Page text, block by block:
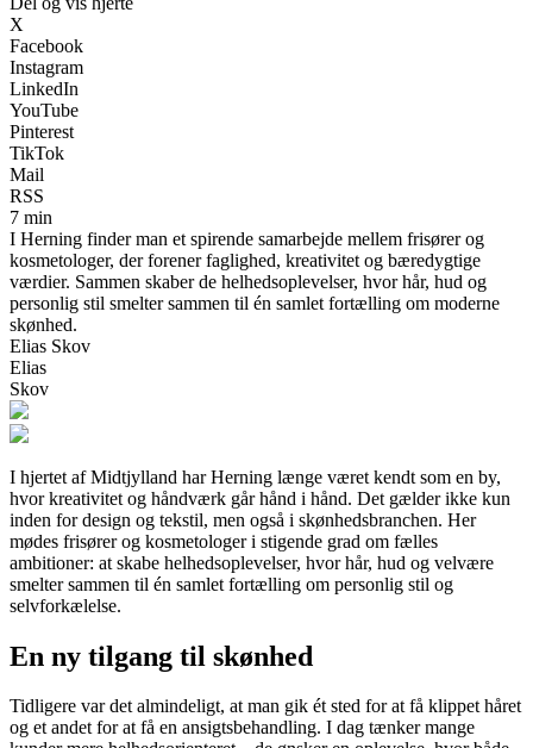
X
Facebook
Instagram
LinkedIn
YouTube
Pinterest
TikTok
Mail
RSS
7 min
I Herning finder man et spirende samarbejde mellem frisører og
kosmetologer, der forener faglighed, kreativitet og bæredygtige
værdier. Sammen skaber de helhedsoplevelser, hvor hår, hud og
personlig stil smelter sammen til én samlet fortælling om moderne
skønhed.
Elias Skov
Elias
Skov
I hjertet af Midtjylland har Herning længe været kendt som en by,
hvor kreativitet og håndværk går hånd i hånd. Det gælder ikke kun
inden for design og tekstil, men også i skønhedsbranchen. Her
mødes frisører og kosmetologer i stigende grad om fælles
ambitioner: at skabe helhedsoplevelser, hvor hår, hud og velvære
smelter sammen til én samlet fortælling om personlig stil og
selvforkælelse.
En ny tilgang til skønhed
Tidligere var det almindeligt, at man gik ét sted for at få klippet håret
og et andet for at få en ansigtsbehandling. I dag tænker mange